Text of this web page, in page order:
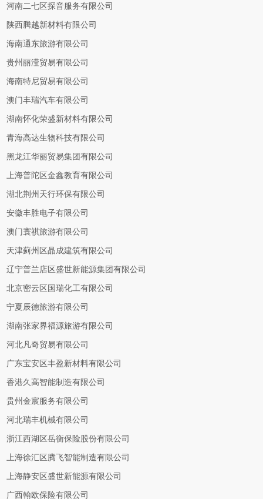
河南二七区探音服务有限公司
陕西腾越新材料有限公司
海南通东旅游有限公司
贵州丽滢贸易有限公司
海南特尼贸易有限公司
澳门丰瑞汽车有限公司
湖南怀化荣盛新材料有限公司
青海高达生物科技有限公司
黑龙江华丽贸易集团有限公司
上海普陀区金鑫教育有限公司
湖北荆州天行环保有限公司
安徽丰胜电子有限公司
澳门寰祺旅游有限公司
天津蓟州区晶成建筑有限公司
辽宁普兰店区盛世新能源集团有限公司
北京密云区国瑞化工有限公司
宁夏辰德旅游有限公司
湖南张家界福源旅游有限公司
河北凡奇贸易有限公司
广东宝安区丰盈新材料有限公司
香港久高智能制造有限公司
贵州金宸服务有限公司
河北瑞丰机械有限公司
浙江西湖区岳衡保险股份有限公司
上海徐汇区腾飞智能制造有限公司
上海静安区盛世新能源有限公司
广西翰欧保险有限公司